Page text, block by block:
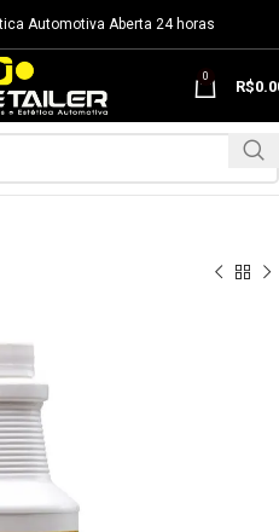
Automotiva Aberta 24 horas
0
R$